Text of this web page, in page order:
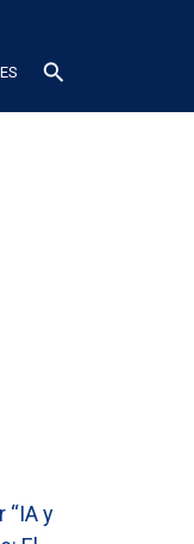
search
“IA y